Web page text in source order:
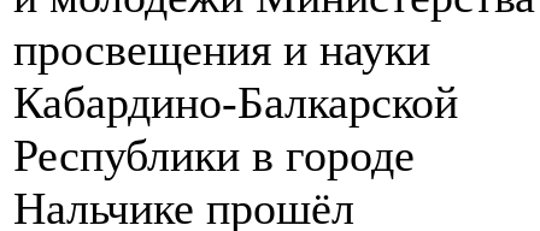
просвещения и науки
Кабардино-Балкарской
Республики в городе
Нальчике прошёл